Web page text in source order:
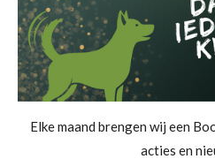
Elke maand brengen wij een
acties en